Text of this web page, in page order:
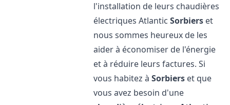
l'installation de leurs chaudières
électriques AtlanticSorbiers et
nous sommes heureux de les
aider à économiser de l'énergie
et à réduire leurs factures. Si
vous habitez àSorbiers et que
vous avez besoin d'une